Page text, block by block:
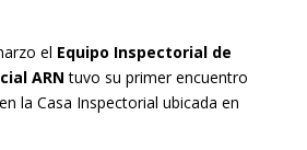
el Equipo Inspectorial de
ARN tuvo su primer encuentro
la Casa Inspectorial ubicada en